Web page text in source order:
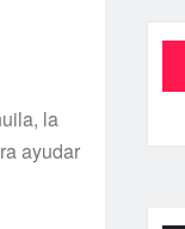
la
ayudar